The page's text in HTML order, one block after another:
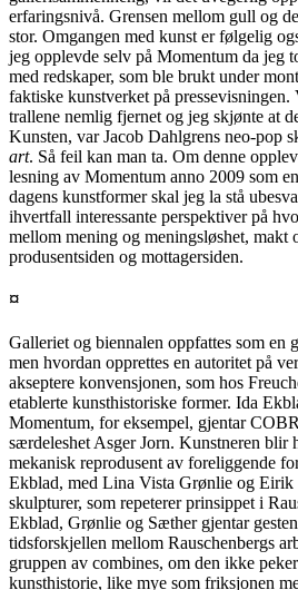
erfaringsnivå. Grensen mellom gull og
stor. Omgangen med kunst er følgelig
jeg opplevde selv på Momentum da jeg
med redskaper, som ble brukt under
faktiske kunstverket på pressevisningen.
trallene nemlig fjernet og jeg skjønte at
Kunsten, var Jacob Dahlgrens neo-pop
art. Så feil kan man ta. Om denne
lesning av Momentum anno 2009 som
dagens kunstformer skal jeg la stå
ihvertfall interessante perspektiver på
mellom mening og meningsløshet, makt
produsentsiden og mottagersiden.
¤
Galleriet og biennalen oppfattes som en
men hvordan opprettes en autoritet på
akseptere konvensjonen, som hos
etablerte kunsthistoriske former. Ida
Momentum, for eksempel, gjentar
særdeleshet Asger Jorn. Kunstneren blir
mekanisk reprodusent av foreliggende
Ekblad, med Lina Vista Grønlie og Eirik
skulpturer, som repeterer prinsippet i
Ekblad, Grønlie og Sæther gjentar
tidsforskjellen mellom Rauschenbergs
gruppen av combines, om den ikke
kunsthistorie, like mye som friksjonen